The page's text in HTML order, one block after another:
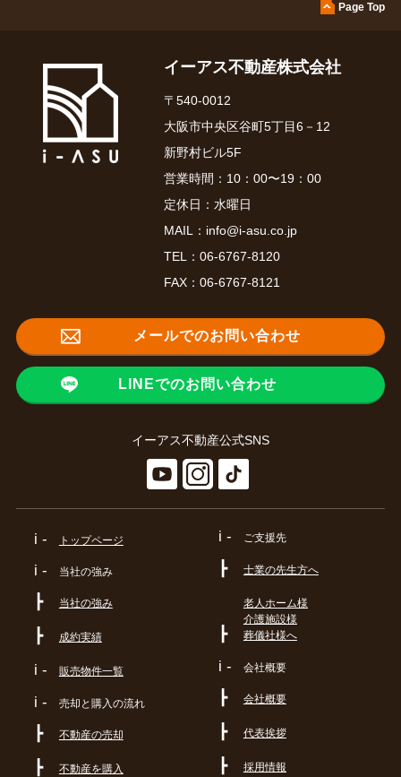
Page Top
イーアス不動産株式会社
〒540-0012
大阪市中央区谷町5丁目6－12
新野村ビル5F
営業時間：10：00〜19：00
定休日：水曜日
MAIL： info@i-asu.co.jp
TEL： 06-6767-8120
FAX：06-6767-8121
メールでのお問い合わせ
LINEでのお問い合わせ
イーアス不動産公式SNS
i - トップページ
i - 当社の強み
┣ 当社の強み
┣ 成約実績
i - 販売物件一覧
i - 売却と購入の流れ
┣ 不動産の売却
┣ 不動産を購入
i - ご支援先
┣ 士業の先生方へ
┣
老人ホーム様
介護施設様
葬儀社様へ
i - 会社概要
┣ 会社概要
┣ 代表挨拶
┣ 採用情報